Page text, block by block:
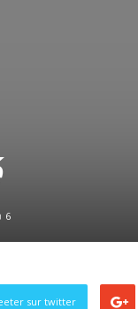
6
sur twitter